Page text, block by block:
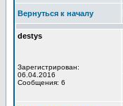
Вернуться к началу
destys
Зарегистрирован:
06.04.2016
Сообщения: 6